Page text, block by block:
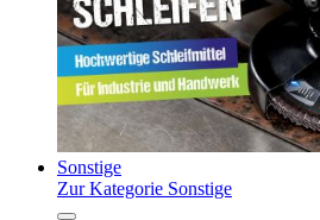
Sonstige
Zur Kategorie Sonstige